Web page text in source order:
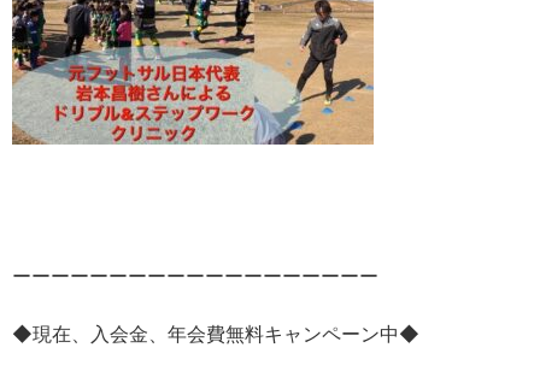
ーーーーーーーーーーーーーーーーーーー
◆現在、入会金、年会費無料キャンペーン中◆